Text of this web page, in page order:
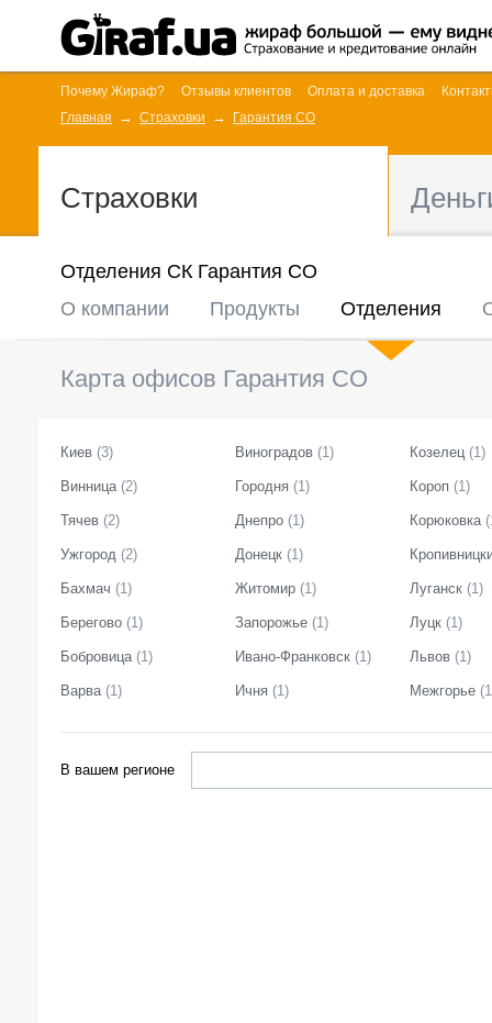
Почему Жираф? Отзывы клиентов Оплата и доставка
Главная
Страховки Гарантия СО
Страховки
Отделения СК Гарантия СО
О компании
Продукты Отделения
Карта офисов Гарантия СО
Киев (3)
Винница(2)
Тячев (2)
Ужгород (2)
Бахмач (1)
Берегово (1)
Бобровица(1)
Варва(1)
Виноградов (1)
Городня (1)
Днепро (1)
Донецк (1)
Житомир (1)
Запорожье (1)
Ивано-Франковск (1)
Ичня (1)
Козелец (1)
Короп (1)
Корюковка(
Луганск (1)
Луцк (1)
Львов (1)
Межгорье (1
В вашем регионе